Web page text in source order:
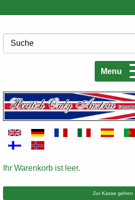
zum
Suche
Menu
Warenkorb
Ihr Warenkorb ist leer.
Zur Kasse gehen